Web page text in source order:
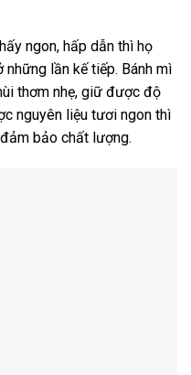
ngon, hấp dẫn thì họ
những lần kế tiếp. Bánh mì
thơm nhẹ, giữ được độ
nguyên liệu tươi ngon thì
bảo chất lượng.